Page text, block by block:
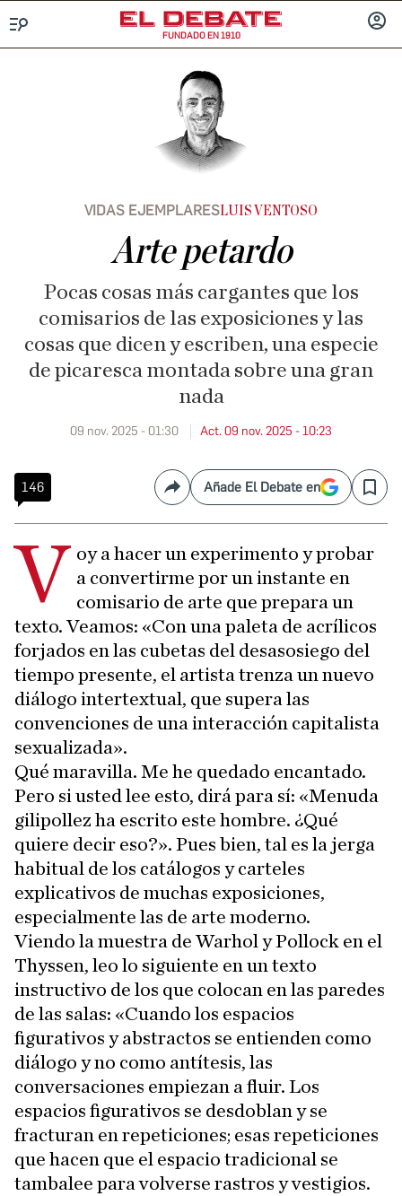
FUNDADO EN 1910
VIDAS EJEMPLARES LUIS VENTOSO
Arte petardo
Pocas cosas más cargantes que los
comisarios de las exposiciones y las
cosas que dicen y escriben, una especie
de picaresca montada sobre una gran
nada
09 nov. 2025 - 01:30 Act. 09 nov. 2025 - 10:23
146 CompartirAñade El Debate en Save
V oy a hacer un experimento y probar
a convertirme por un instante en
comisario de arte que prepara un
texto. Veamos: «Con una paleta de acrílicos
forjados en las cubetas del desasosiego del
tiempo presente, el artista trenza un nuevo
diálogo intertextual, que supera las
convenciones de una interacción capitalista
sexualizada».
Qué maravilla. Me he quedado encantado.
Pero si usted lee esto, dirá para sí: «Menuda
gilipollez ha escrito este hombre. ¿Qué
quiere decir eso?». Pues bien, tal es la jerga
habitual de los catálogos y carteles
explicativos de muchas exposiciones,
especialmente las de arte moderno.
Viendo la muestra de Warhol y Pollock en el
Thyssen, leo lo siguiente en un texto
instructivo de los que colocan en las paredes
de las salas: «Cuando los espacios
figurativos y abstractos se entienden como
diálogo y no como antítesis, las
conversaciones empiezan a fluir. Los
espacios figurativos se desdoblan y se
fracturan en repeticiones; esas repeticiones
que hacen que el espacio tradicional se
tambalee para volverse rastros y vestigios.